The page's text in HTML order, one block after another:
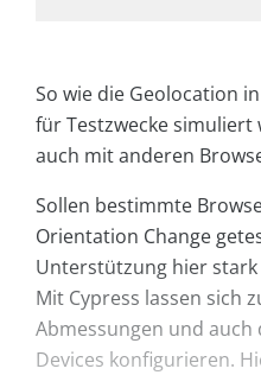
So wie die Geolocation
für Testzwecke
auch mit anderen
Sollen bestimmte
Orientation Change
Unterstützung hier stark
Mit Cypress lassen sich
Abmessungen und
Devices konfigurieren.